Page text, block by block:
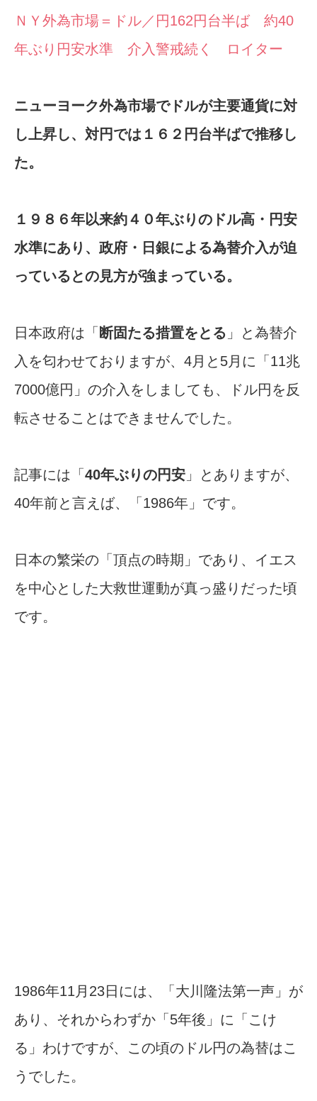
ＮＹ外為市場＝ドル／円162円台半ば 約40
年ぶり円安水準 介入警戒続く ロイター
ニューヨーク外為市場でドルが主要通貨に対
し上昇し、対円では１６２円台半ばで推移し
た。
１９８６年以来約４０年ぶりのドル高・円安
水準にあり、政府・日銀による為替介​入が迫
っているとの見方が強まっている。
日本政府は「 断固たる措置をとる 」と為替介
入を匂わせておりますが、4月と5月に「11兆
7000億円」の介入をしましても、ドル円を反
転させることはできませんでした。
記事には「 40年ぶりの円安 」とありますが、
40年前と言えば、「1986年」です。
日本の繁栄の「頂点の時期」であり、イエス
を中心とした大救世運動が真っ盛りだった頃
です。
1986年11月23日には、「大川隆法第一声」が
あり、それからわずか「5年後」に「こけ
る」わけですが、この頃のドル円の為替はこ
うでした。